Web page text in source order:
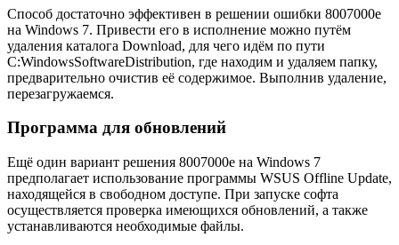
Способ достаточно эффективен в решении ошибки 8007000e
на Windows 7. Привести его в исполнение можно путём
удаления каталога Download, для чего идём по пути
C:WindowsSoftwareDistribution, где находим и удаляем папку,
предварительно очистив её содержимое. Выполнив удаление,
перезагружаемся.
Программа для обновлений
Ещё один вариант решения 8007000e на Windows 7
предполагает использование программы WSUS Offline Update,
находящейся в свободном доступе. При запуске софта
осуществляется проверка имеющихся обновлений, а также
устанавливаются необходимые файлы.